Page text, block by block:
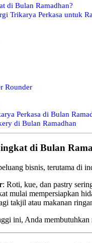
di Bulan Ramadhan?
Trikarya Perkasa untuk
Rounder
Perkasa di Bulan
di Bulan Ramadhan
di Bulan
bisnis, terutama di
: Roti, kue, dan pastry
mulai mempersiapkan
takjil atau makanan
ini, Anda